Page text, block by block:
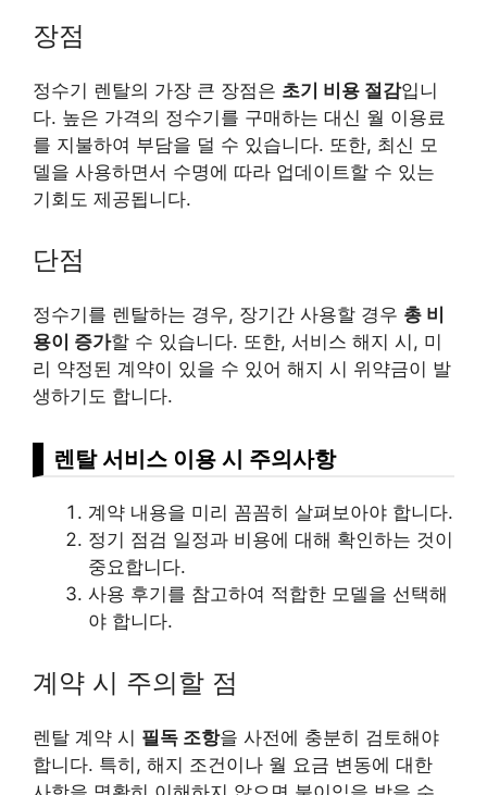
장점
정수기 렌탈의 가장 큰 장점은 초기 비용 절감입니
다. 높은 가격의 정수기를 구매하는 대신 월 이용료
를 지불하여 부담을 덜 수 있습니다. 또한, 최신 모
델을 사용하면서 수명에 따라 업데이트할 수 있는
기회도 제공됩니다.
단점
정수기를 렌탈하는 경우, 장기간 사용할 경우 총 비
용이 증가할 수 있습니다. 또한, 서비스 해지 시, 미
리 약정된 계약이 있을 수 있어 해지 시 위약금이 발
생하기도 합니다.
렌탈 서비스 이용 시 주의사항
계약 내용을 미리 꼼꼼히 살펴보아야 합니다.
정기 점검 일정과 비용에 대해 확인하는 것이
중요합니다.
사용 후기를 참고하여 적합한 모델을 선택해
야 합니다.
계약 시 주의할 점
렌탈 계약 시 필독 조항을 사전에 충분히 검토해야
합니다. 특히, 해지 조건이나 월 요금 변동에 대한